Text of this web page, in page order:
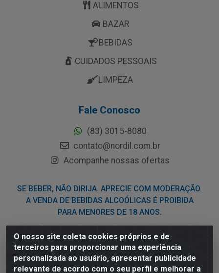
O nosso site coleta cookies próprios e de
terceiros para proporcionar uma experiência
personalizada ao usuário, apresentar publicidade
relevante de acordo com o seu perfil e melhorar a
ALIMENTOS
BAZAR
BEBIDAS
CUIDADOS PESSOAIS
LIMPEZA
Fale Conosco
(83) 3015-8080
contato@nordil.com.br
Acompanhe nossas ofertas
SE BEBER, NÃO DIRIJA. APRECIE COM MODERAÇÃO.
A VENDA DE BEBIDAS ALCOÓLICAS É PROIBIDA
PARA MENORES DE 18 ANOS.
Nordil Distribuidora - Avenida Liberdade, 2738, Bloco F -
Sesi - Bayeux/PB - CEP 58.111-400 - CNPJ
03.775.813/0001-41